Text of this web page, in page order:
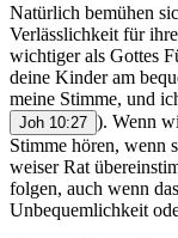
Natürlich bemühen
Verlässlichkeit für
wichtiger als Gottes
deine Kinder am
meine Stimme, und
Joh 10:27 ). Wenn
Stimme hören, wenn
weiser Rat
folgen, auch wenn
Unbequemlichkeit